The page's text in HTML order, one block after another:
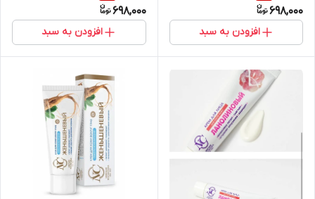
698,000
افزودن به سبد
698,000
افزودن به سبد